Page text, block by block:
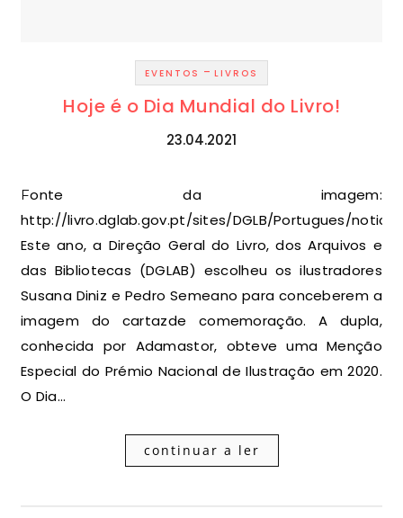
EVENTOS - LIVROS
Hoje é o Dia Mundial do Livro!
23.04.2021
Fonte da imagem:
http://livro.dglab.gov.pt/sites/DGLB/Portugues/
Este ano, a Direção Geral do Livro, dos Arquivos e
das Bibliotecas (DGLAB) escolheu os ilustradores
Susana Diniz e Pedro Semeano para conceberem a
imagem do cartazde comemoração. A dupla,
conhecida por Adamastor, obteve uma Menção
Especial do Prémio Nacional de Ilustração em 2020.
O Dia…
continuar a ler